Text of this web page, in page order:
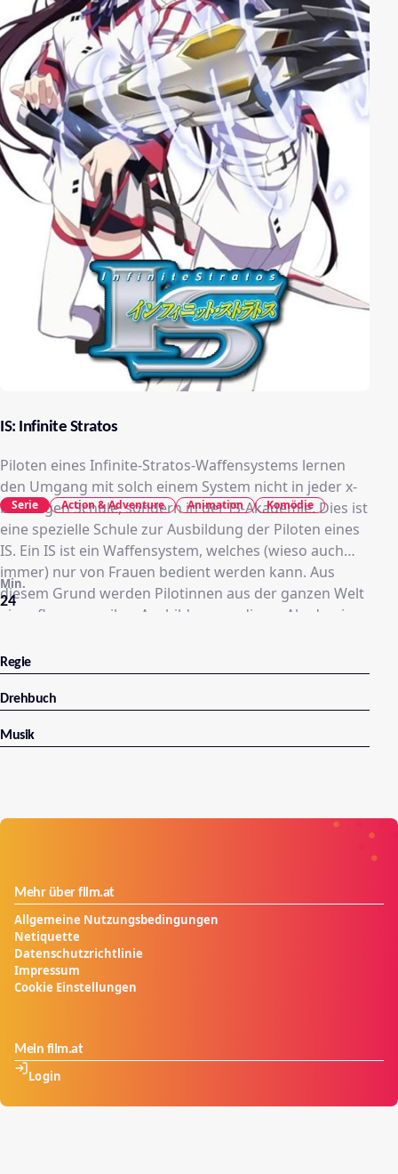
IS: Infinite Stratos
Piloten eines Infinite-Stratos-Waffensystems lernen
den Umgang mit solch einem System nicht in jeder x-
beliebigen Schule, sondern in der IS-Akademie. Dies ist
eine spezielle Schule zur Ausbildung der Piloten eines
IS. Ein IS ist ein Waffensystem, welches (wieso auch
immer) nur von Frauen bedient werden kann. Aus
diesem Grund werden Pilotinnen aus der ganzen Welt
eingeflogen um ihre Ausbildung an dieser Akademie
Junge, der weltweit einzige Mann, der einen IS
bedienen kann. Aus diesem Grund wurde er, genau
wie seine Kindheitsfreundin Houki Shinonono, an die
24
Min.
Serie Action & Adventure Animation Komödie
Regie
Drehbuch
Musik
Mehr über film.at
Allgemeine Nutzungsbedingungen
Netiquette
Datenschutzrichtlinie
Impressum
Cookie Einstellungen
Mein film.at
Login